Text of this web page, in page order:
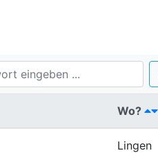
Wo?
Lingen